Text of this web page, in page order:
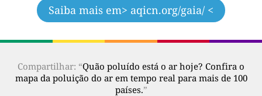
Saiba mais em> aqicn.org/gaia/ <
Compartilhar: “Quão poluído está o ar hoje? Confira o
mapa da poluição do ar em tempo real para mais de 100
países.”